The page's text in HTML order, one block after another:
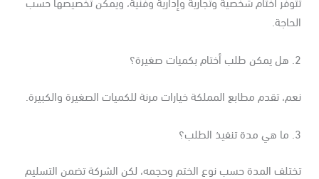
تقدم مطابع المملكة خيارات مرنة للكميات الصغيرة والكبيرة.
المدة حسب نوع الختم وحجمه، لكن الشركة تضمن التسليم